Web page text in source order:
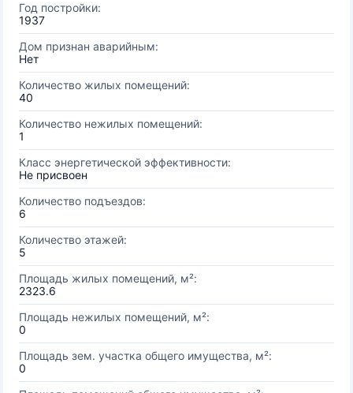
Год постройки:
1937
Дом признан аварийным:
Нет
Количество жилых помещений:
40
Количество нежилых помещений:
1
Класс энергетической эффективности:
Не присвоен
Количество подъездов:
6
Количество этажей:
5
Площадь жилых помещений, м²:
2323.6
Площадь нежилых помещений, м²:
0
Площадь зем. участка общего имущества, м²:
0